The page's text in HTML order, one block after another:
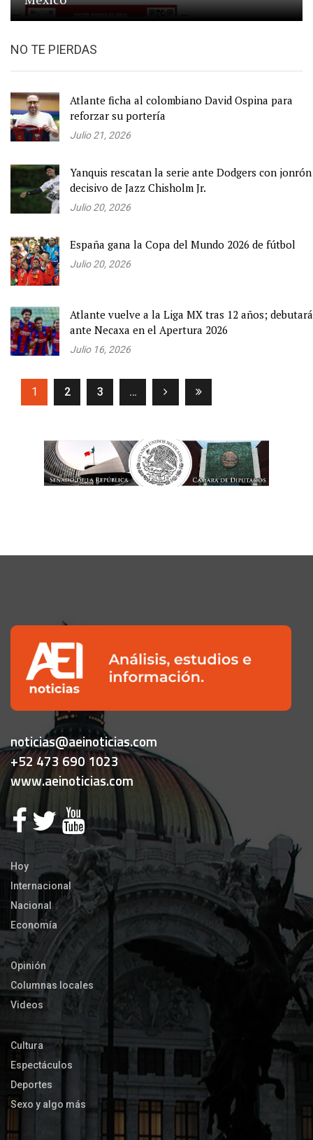
NO TE PIERDAS
Atlante ficha al colombiano David Ospina para
reforzar su portería
Julio 21, 2026
Yanquis rescatan la serie ante Dodgers con jonrón
decisivo de Jazz Chisholm Jr.
Julio 20, 2026
España gana la Copa del Mundo 2026 de fútbol
Julio 20, 2026
Atlante vuelve a la Liga MX tras 12 años; debutará
ante Necaxa en el Apertura 2026
Julio 16, 2026
1 (current)
2 3 …
noticias@aeinoticias.com
+52 473 690 1023
www.aeinoticias.com
Hoy
Internacional
Nacional
Economía
Opinión
Columnas locales
Videos
Cultura
Espectáculos
Deportes
Sexo y algo más